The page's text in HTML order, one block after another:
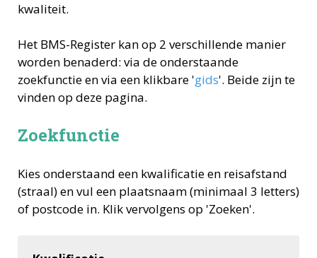
kwaliteit.
Het BMS-Register kan op 2 verschillende manier
worden benaderd: via de onderstaande
zoekfunctie en via een klikbare 'gids'. Beide zijn te
vinden op deze pagina.
Zoekfunctie
Kies onderstaand een kwalificatie en reisafstand
(straal) en vul een plaatsnaam (minimaal 3 letters)
of postcode in. Klik vervolgens op 'Zoeken'.